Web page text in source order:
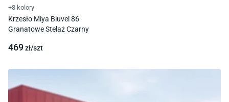
+3 kolory
Krzesło Miya Bluvel 86
Granatowe Stelaż Czarny
469zł/szt